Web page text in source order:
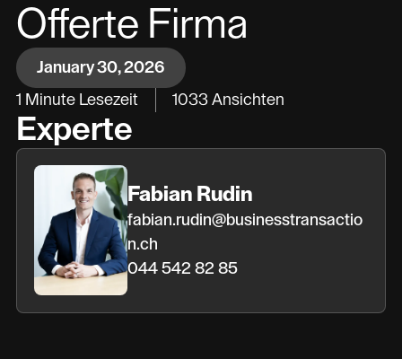
Offerte Firma
January 30, 2026
1 Minute Lesezeit 1033 Ansichten
Experte
Fabian Rudin
fabian.rudin@businesstransactio
n.ch
044 542 82 85